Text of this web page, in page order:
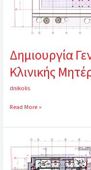
Δημιουργία
Κλινικής
dnikolis
Read More »
Δημιουργία
Γενικής
Κλινικής